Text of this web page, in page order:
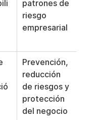
patrones de
riesgo
empresarial
Prevención,
reducción
de riesgos y
protección
del negocio